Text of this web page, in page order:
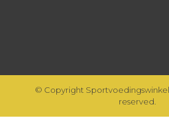
© Copyright
reserved.